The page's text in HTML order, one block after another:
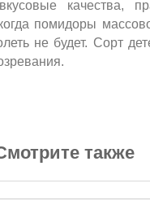
качества,
помидоры
не будет. Сорт
также